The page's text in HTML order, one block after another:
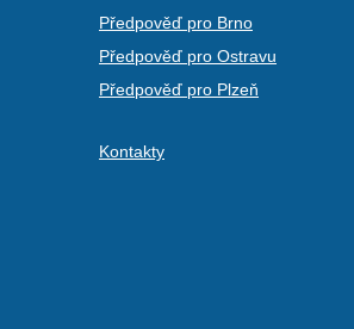
Předpověď pro Brno
Předpověď pro Ostravu
Předpověď pro Plzeň
Kontakty